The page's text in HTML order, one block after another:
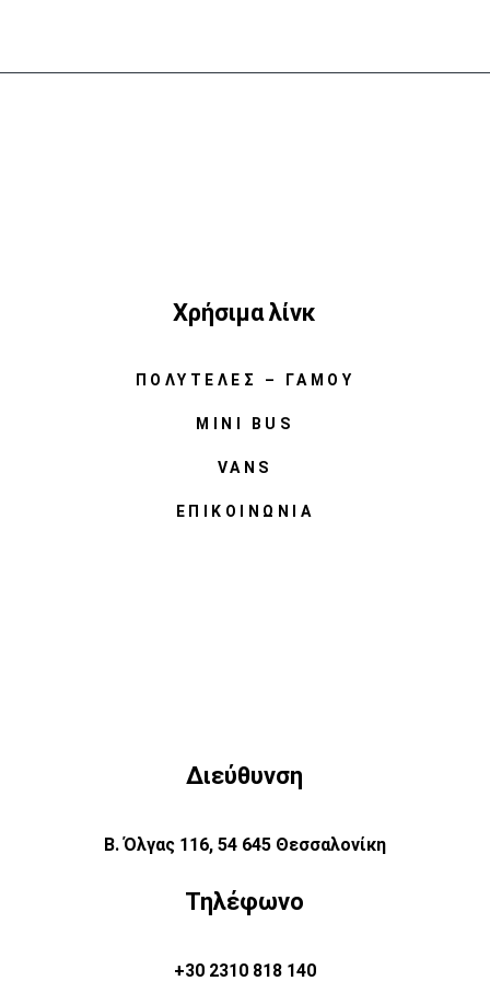
Χρήσιμα λίνκ
ΠΟΛΥΤΕΛΈΣ – ΓΆΜΟΥ
MINI BUS
VANS
ΕΠΙΚΟΙΝΩΝΊΑ
Διεύθυνση
Β. Όλγας 116, 54 645 Θεσσαλονίκη
Τηλέφωνο
+30 2310 818 140